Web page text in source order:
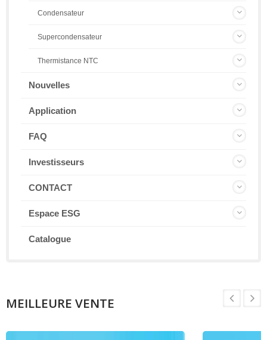
Condensateur
Supercondensateur
Thermistance NTC
Nouvelles
Application
FAQ
Investisseurs
CONTACT
Espace ESG
Catalogue
MEILLEURE VENTE